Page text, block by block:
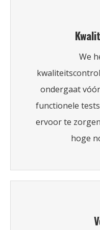
We
ondergaat
functionele
ervoor te
hoge